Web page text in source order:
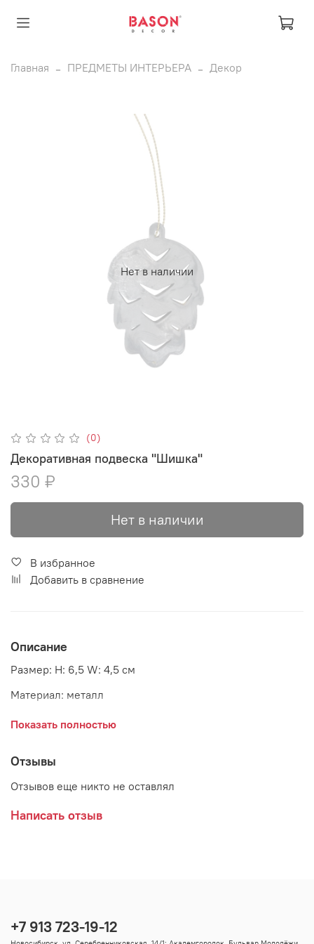
Главная ПРЕДМЕТЫ ИНТЕРЬЕРА Декор
Нет в наличии
(0)
Декоративная подвеска "Шишка"
330 ₽
Нет в наличии
В избранное
Добавить в сравнение
Описание
Размер: H: 6,5 W: 4,5 см
Материал: металл
Страна: Дания
Показать полностью
Отзывы
Отзывов еще никто не оставлял
Написать отзыв
+7 913 723-19-12